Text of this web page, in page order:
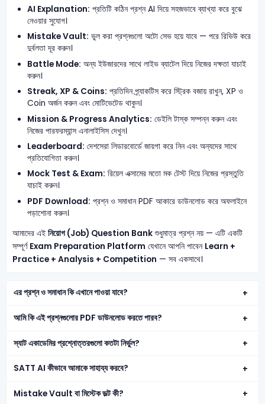
AI Explanation: প্রতিটি কঠিন প্রশ্ন AI দিয়ে সহজভাবে ব্যাখ্যা করে বুঝে
নেওয়ার সুযোগ।
Mistake Vault: ভুল করা প্রশ্নগুলো অটো সেভ হয়ে যাবে — পরে রিভিউ করে
দুর্বলতা দূর করুন।
Battle Mode: অন্য ইউজারদের সাথে লাইভ ব্যাটেল দিয়ে নিজের দক্ষতা যাচাই
করুন।
Streak, XP & Coins: প্রতিদিন প্র্যাকটিস করে স্ট্রিক বজায় রাখুন, XP ও
Coin অর্জন করুন এবং মোটিভেটেড থাকুন।
Mission & Progress Analytics: ডেইলি টাস্ক সম্পন্ন করুন এবং
নিজের পারফরম্যান্স এনালাইসিস দেখুন।
Leaderboard: দেশসেরা লিডারবোর্ডে জায়গা করে নিন এবং অন্যদের সাথে
প্রতিযোগিতা করুন।
Mock Test & Exam: রিয়েল এক্সামের মতো মক টেস্ট দিয়ে নিজের প্রস্তুতি
যাচাই করুন।
PDF Download: প্রশ্ন ও সমাধান PDF আকারে ডাউনলোড করে অফলাইনে
পড়াশোনা করুন।
আমাদের এই নিয়োগ (Job) Question Bankশুধুমাত্র প্রশ্ন নয় — এটি একটি
সম্পূর্ণ Exam Preparation Platform যেখানে আপনি পাবেন Learn +
Practice + Analysis + Competition — সব একসাথে।
এর প্রশ্ন ও সমাধান কি এখানে পাওয়া যাবে?
আমি কি এই প্রশ্নগুলোর PDF ডাউনলোড করতে পারব?
স্যাট একাডেমির প্রশ্নোত্তরগুলো কতটা নির্ভুল?
SATT AI কীভাবে আমাকে সাহায্য করবে?
Mistake Vault বা মিস্টেক ভল্ট কী?